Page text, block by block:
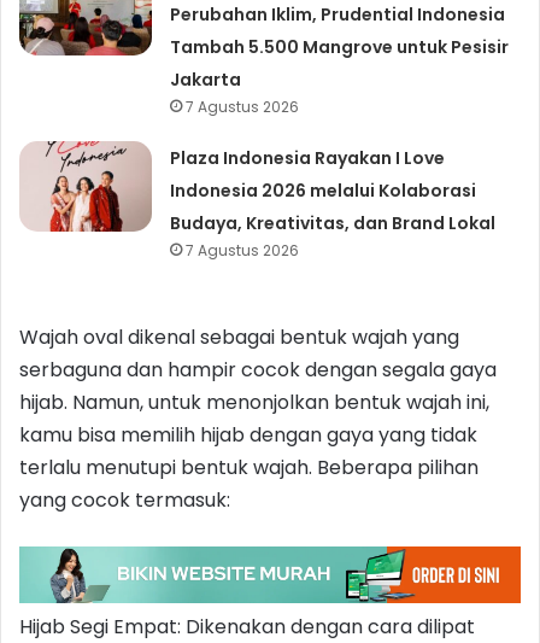
Perubahan Iklim, Prudential Indonesia
Tambah 5.500 Mangrove untuk Pesisir
Jakarta
7 Agustus 2026
Plaza Indonesia Rayakan I Love
Indonesia 2026 melalui Kolaborasi
Budaya, Kreativitas, dan Brand Lokal
7 Agustus 2026
Wajah oval dikenal sebagai bentuk wajah yang
serbaguna dan hampir cocok dengan segala gaya
hijab. Namun, untuk menonjolkan bentuk wajah ini,
kamu bisa memilih hijab dengan gaya yang tidak
terlalu menutupi bentuk wajah. Beberapa pilihan
yang cocok termasuk:
Hijab Segi Empat: Dikenakan dengan cara dilipat